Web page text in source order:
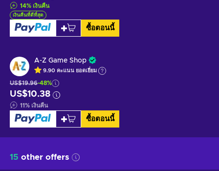
14% เงินคืน
เงินคืนที่ดีที่สุด
ซื้อตอนนี้
A-Z Game Shop
9.90 คะแนน ยอดเยี่ยม
US$19.96-48%
US$10.38
11% เงินคืน
ซื้อตอนนี้
15 other offers